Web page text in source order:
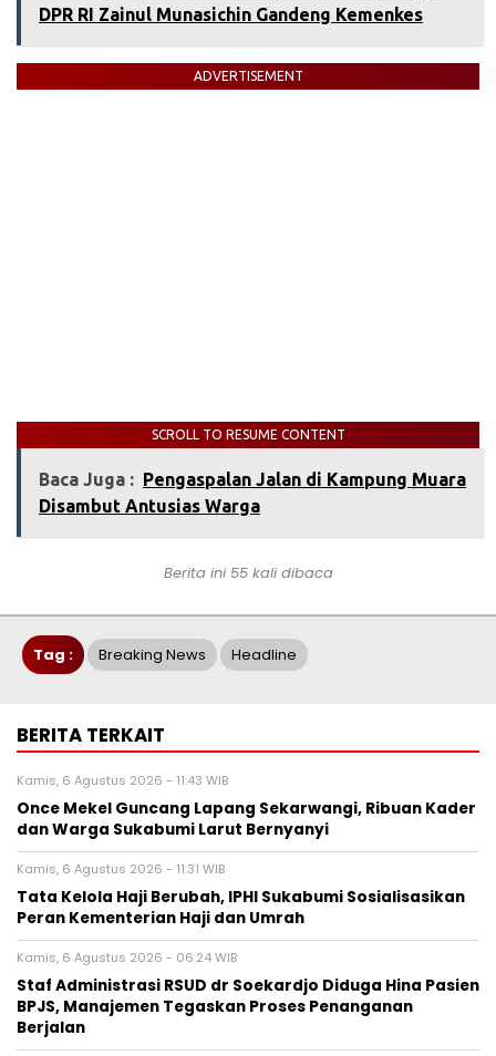
DPR RI Zainul Munasichin Gandeng Kemenkes
ADVERTISEMENT
SCROLL TO RESUME CONTENT
Baca Juga : ‎Pengaspalan Jalan di Kampung Muara
Disambut Antusias Warga‎
Berita ini 55 kali dibaca
Tag : Breaking News Headline
BERITA TERKAIT
Kamis, 6 Agustus 2026 - 11:43 WIB
Once Mekel Guncang Lapang Sekarwangi, Ribuan Kader
dan Warga Sukabumi Larut Bernyanyi
Kamis, 6 Agustus 2026 - 11:31 WIB
Tata Kelola Haji Berubah, IPHI Sukabumi Sosialisasikan
Peran Kementerian Haji dan Umrah
Kamis, 6 Agustus 2026 - 06:24 WIB
Staf Administrasi RSUD dr Soekardjo Diduga Hina Pasien
BPJS, Manajemen Tegaskan Proses Penanganan
Berjalan